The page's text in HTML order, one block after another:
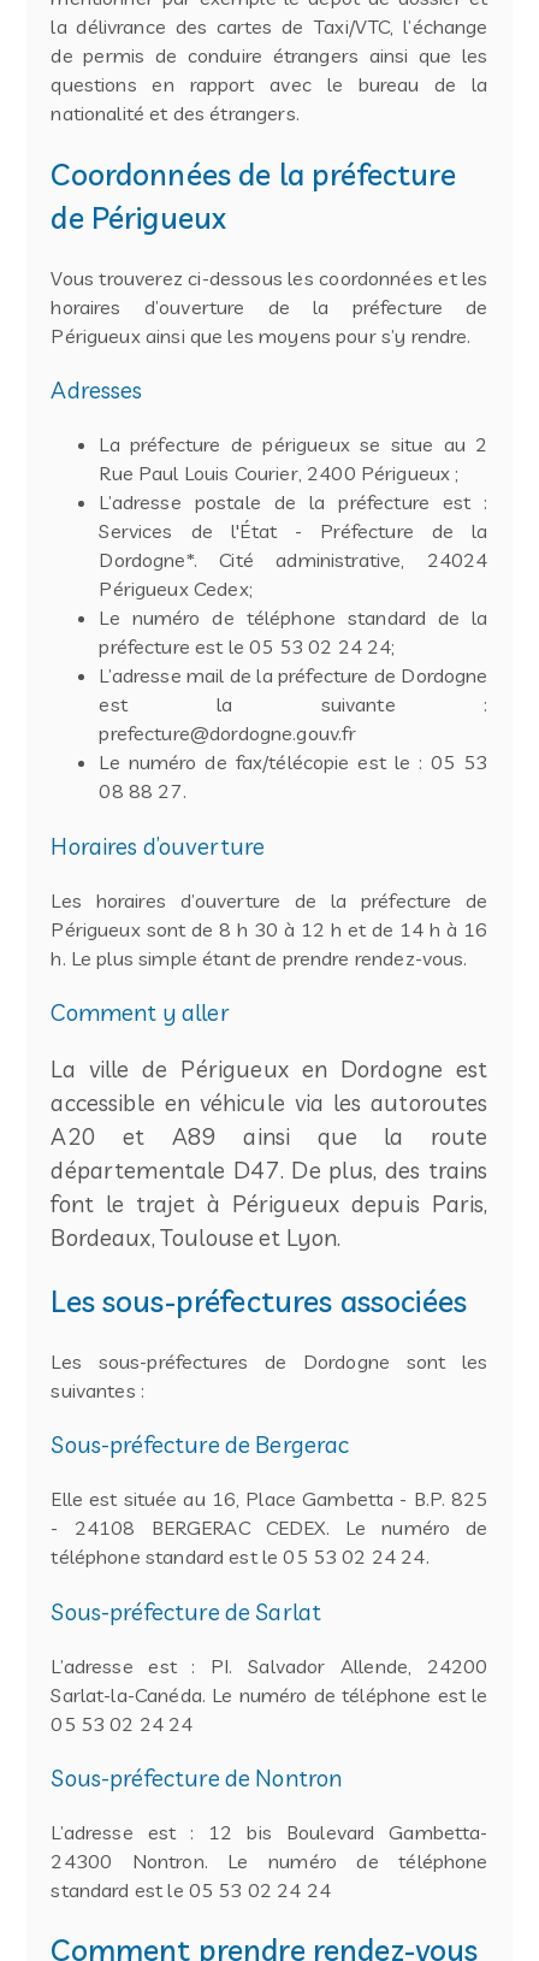
la délivrance des cartes de Taxi/VTC, l’échange
de permis de conduire étrangers ainsi que les
questions en rapport avec le bureau de la
nationalité et des étrangers.
Coordonnées de la préfecture
de Périgueux
Vous trouverez ci-dessous les coordonnées et les
horaires d’ouverture de la préfecture de
Périgueux ainsi que les moyens pour s’y rendre.
Adresses
La préfecture de périgueux se situe au 2
Rue Paul Louis Courier, 2400 Périgueux ;
L’adresse postale de la préfecture est :
Services de l'État - Préfecture de la
Dordogne*. Cité administrative, 24024
Périgueux Cedex;
Le numéro de téléphone standard de la
préfecture est le 05 53 02 24 24;
L’adresse mail de la préfecture de Dordogne
est la suivante :
prefecture@dordogne.gouv.fr
Le numéro de fax/télécopie est le : 05 53
08 88 27.
Horaires d’ouverture
Les horaires d’ouverture de la préfecture de
Périgueux sont de 8 h 30 à 12 h et de 14 h à 16
h. Le plus simple étant de prendre rendez-vous.
Comment y aller
La ville de Périgueux en Dordogne est
accessible en véhicule via les autoroutes
A20 et A89 ainsi que la route
départementale D47. De plus, des trains
font le trajet à Périgueux depuis Paris,
Bordeaux, Toulouse et Lyon.
Les sous-préfectures associées
Les sous-préfectures de Dordogne sont les
suivantes :
Sous-préfecture de Bergerac
Elle est située au 16, Place Gambetta - B.P. 825
- 24108 BERGERAC CEDEX. Le numéro de
téléphone standard est le 05 53 02 24 24.
Sous-préfecture de Sarlat
L’adresse est : PI. Salvador Allende, 24200
Sarlat-la-Canéda. Le numéro de téléphone est le
05 53 02 24 24
Sous-préfecture de Nontron
L’adresse est : 12 bis Boulevard Gambetta-
24300 Nontron. Le numéro de téléphone
standard est le 05 53 02 24 24
Comment prendre rendez-vous